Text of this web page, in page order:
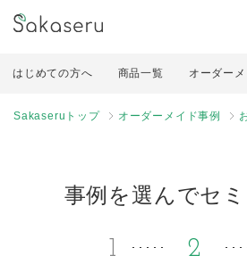
はじめての方へ 商品一覧 オーダー
Sakaseruトップ オーダーメイド事例
事例を選んでセ
1 2